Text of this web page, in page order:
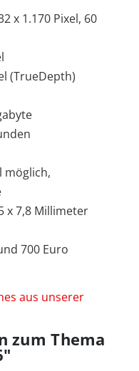
x 1.170 Pixel, 60
(TrueDepth)
möglich,
x 7,8 Millimeter
700 Euro
aus unserer
zum Thema